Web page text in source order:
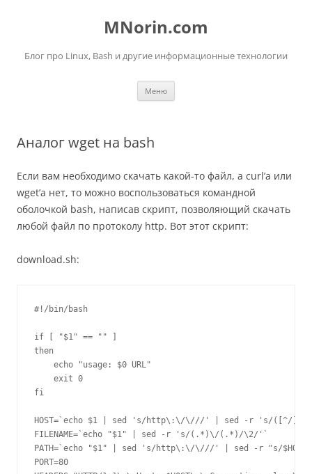
MNorin.com
Блог про Linux, Bash и другие информационные технологии
Меню
Аналог wget на bash
Если вам необходимо скачать какой-то файл, а curl’а или
wget’а нет, то можно воспользоваться командной
оболочкой bash, написав скрипт, позволяющий скачать
любой файл по протоколу http. Вот этот скрипт:
download.sh:
#!/bin/bash
if [ "$1" == "" ]
then
    echo "usage: $0 URL"
    exit 0
fi
HOST=`echo $1 | sed 's/http\:\/\///' | sed -r 's/([^/
FILENAME=`echo "$1" | sed -r 's/(.*)\/(.*)/\2/'`
PATH=`echo "$1" | sed 's/http\:\/\///' | sed -r "s/
PORT=80